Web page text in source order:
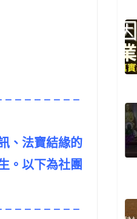
– – – – – – – –
、法寶結緣的
。以下為社團
– – – – – – – –